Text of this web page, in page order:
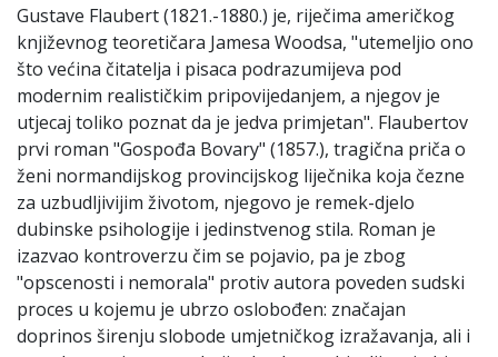
Gustave Flaubert (1821.-1880.) je, riječima američkog
književnog teoretičara Jamesa Woodsa, "utemeljio ono
što većina čitatelja i pisaca podrazumijeva pod
modernim realističkim pripovijedanjem, a njegov je
utjecaj toliko poznat da je jedva primjetan". Flaubertov
prvi roman "Gospođa Bovary" (1857.), tragična priča o
ženi normandijskog provincijskog liječnika koja čezne
za uzbudljivijim životom, njegovo je remek-djelo
dubinske psihologije i jedinstvenog stila. Roman je
izazvao kontroverzu čim se pojavio, pa je zbog
"opscenosti i nemorala" protiv autora poveden sudski
proces u kojemu je ubrzo oslobođen: značajan
doprinos širenju slobode umjetničkog izražavanja, ali i